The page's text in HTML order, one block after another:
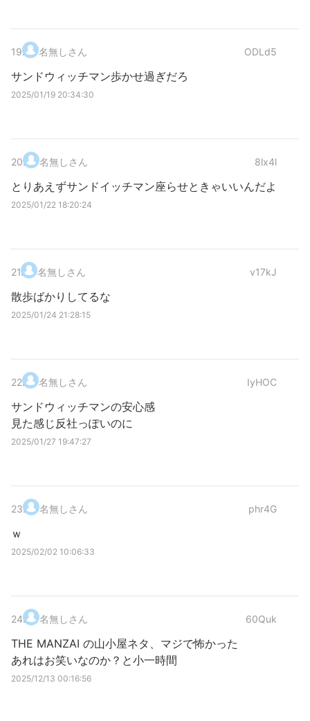
19. 名無しさん ODLd5
サンドウィッチマン歩かせ過ぎだろ
2025/01/19 20:34:30
20. 名無しさん 8lx4l
とりあえずサンドイッチマン座らせときゃいいんだよ
2025/01/22 18:20:24
21. 名無しさん v17kJ
散歩ばかりしてるな
2025/01/24 21:28:15
22. 名無しさん IyHOC
サンドウィッチマンの安心感
見た感じ反社っぽいのに
2025/01/27 19:47:27
23. 名無しさん phr4G
ｗ
2025/02/02 10:06:33
24. 名無しさん 60Quk
THE MANZAI の山小屋ネタ、マジで怖かった
あれはお笑いなのか？と小一時間
2025/12/13 00:16:56